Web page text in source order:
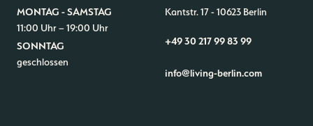
Wedding Planner
Storeplan
Anfahrt & Parken
Nachhaltigkeit
Vermietung
MONTAG - SAMSTAG
11:00 Uhr – 19:00 Uhr
SONNTAG
geschlossen
Kantstr. 17- 10623 Berlin
+49 30 217 99 83 99
info@living-berlin.com